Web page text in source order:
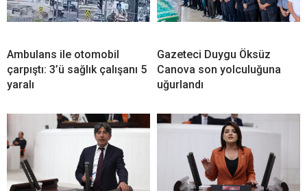
Ambulans ile otomobil
çarpıştı: 3’ü sağlık çalışanı 5
yaralı
Gazeteci Duygu Öksüz
Canova son yolculuğuna
uğurlandı